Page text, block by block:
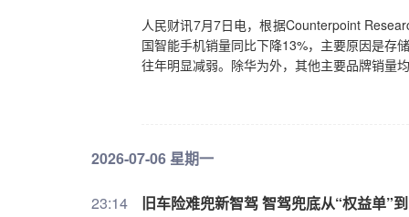
人民财讯7月7日电，根据Counterpoint
国智能手机销量同比下降13%，主要原因是存
往年明显减弱。除华为外，其他主要品牌销量
2026-07-06 星期一
23:14 旧车险难兜新智驾 智驾兜底从“权益单”